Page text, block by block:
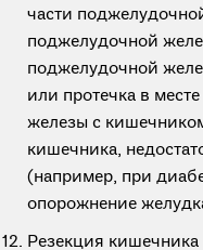
части
поджелудочной
поджелудочной
или протечка в
железы с
кишечника,
(например, при
опорожнение
Резекция кишечника